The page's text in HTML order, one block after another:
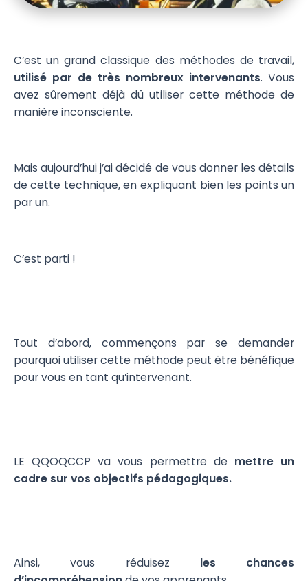
C’est un grand classique des méthodes de travail,
utilisé par de très nombreux intervenants. Vous
avez sûrement déjà dû utiliser cette méthode de
manière inconsciente.
Mais aujourd’hui j’ai décidé de vous donner les détails
de cette technique, en expliquant bien les points un
par un.
C’est parti !
Tout d’abord, commençons par se demander
pourquoi utiliser cette méthode peut être bénéfique
pour vous en tant qu’intervenant.
LE QQOQCCP va vous permettre de mettre un
cadre sur vos objectifs pédagogiques.
Ainsi, vous réduisez les chances